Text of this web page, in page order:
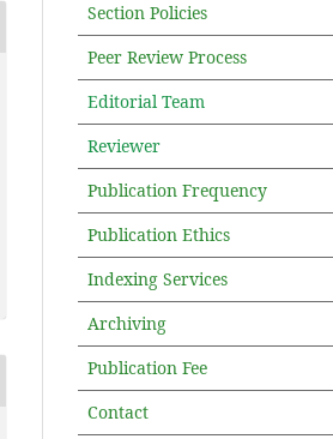
Section Policies
Peer Review Process
Editorial Team
Reviewer
Publication Frequency
Publication Ethics
Indexing Services
Archiving
Publication Fee
Contact